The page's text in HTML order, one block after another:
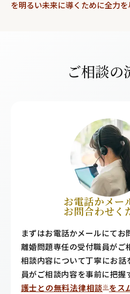
を明るい未来に導くために全力を
ご相談の
お電話かメー
お問合わせく
まずはお電話かメールにてお
離婚問題専任の受付職員がご
相談内容について丁寧にお話
員がご相談内容を事前に把握
護士との無料法律相談※をス